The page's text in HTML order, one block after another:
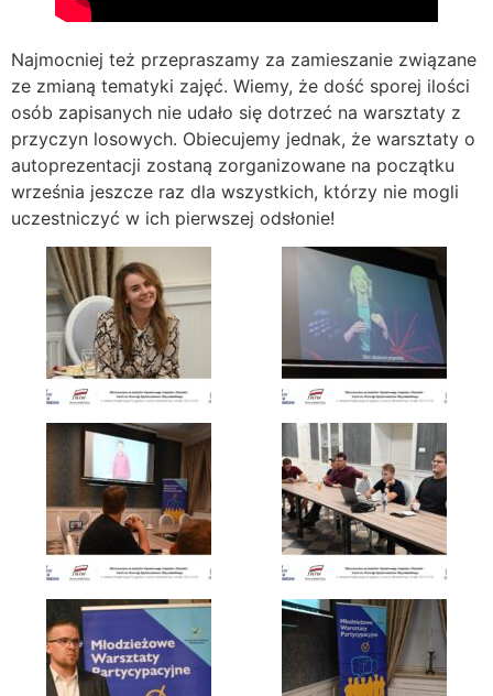
Najmocniej też przepraszamy za zamieszanie związane
ze zmianą tematyki zajęć. Wiemy, że dość sporej ilości
osób zapisanych nie udało się dotrzeć na warsztaty z
przyczyn losowych. Obiecujemy jednak, że warsztaty o
autoprezentacji zostaną zorganizowane na początku
września jeszcze raz dla wszystkich, którzy nie mogli
uczestniczyć w ich pierwszej odsłonie!